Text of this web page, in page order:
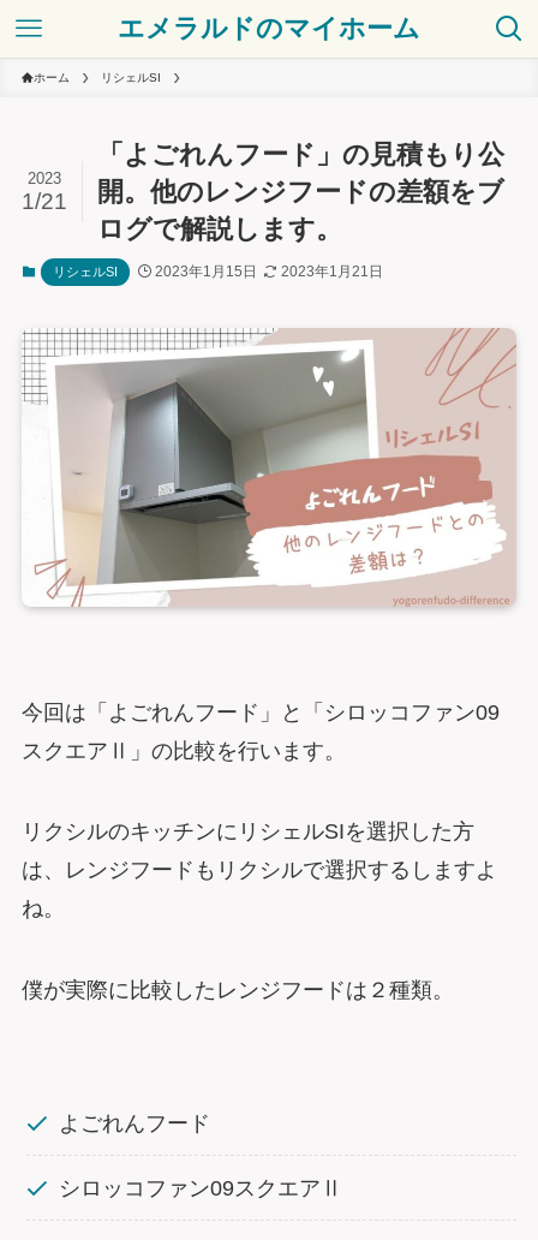
エメラルドのマイホーム
ホーム リシェルSI
「よごれんフード」の見積もり公
開。他のレンジフードの差額をブ
ログで解説します。
2023
1/21
リシェルSI 2023年1月15日 2023年1月21日
今回は「よごれんフード」と「シロッコファン09
スクエアⅡ」の比較を行います。
リクシルのキッチンにリシェルSIを選択した方
は、レンジフードもリクシルで選択するしますよ
ね。
僕が実際に比較したレンジフードは２種類。
よごれんフード
シロッコファン09スクエアⅡ